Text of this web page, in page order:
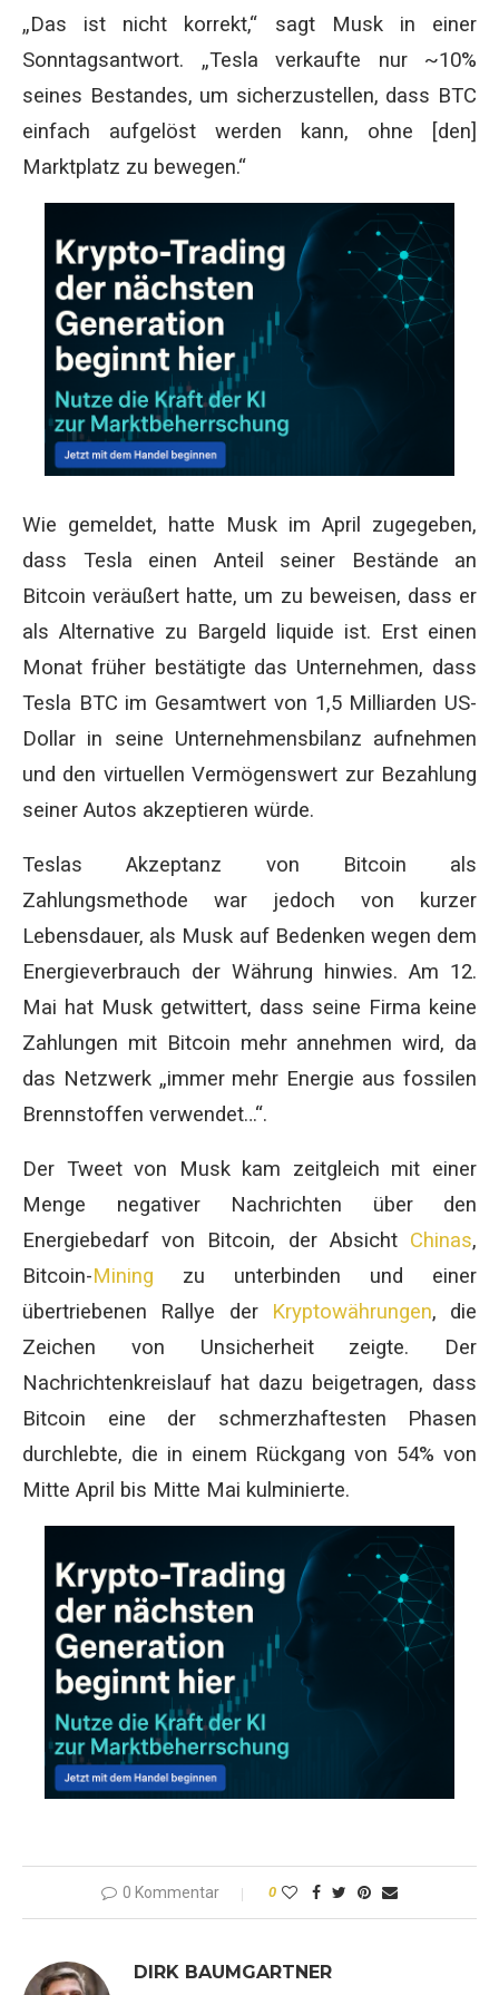
„Das ist nicht korrekt,“ sagt Musk in einer
Sonntagsantwort. „Tesla verkaufte nur ~10%
seines Bestandes, um sicherzustellen, dass BTC
einfach aufgelöst werden kann, ohne [den]
Marktplatz zu bewegen.“
Wie gemeldet, hatte Musk im April zugegeben,
dass Tesla einen Anteil seiner Bestände an
Bitcoin veräußert hatte, um zu beweisen, dass er
als Alternative zu Bargeld liquide ist. Erst einen
Monat früher bestätigte das Unternehmen, dass
Tesla BTC im Gesamtwert von 1,5 Milliarden US-
Dollar in seine Unternehmensbilanz aufnehmen
und den virtuellen Vermögenswert zur Bezahlung
seiner Autos akzeptieren würde.
Teslas Akzeptanz von Bitcoin als
Zahlungsmethode war jedoch von kurzer
Lebensdauer, als Musk auf Bedenken wegen dem
Energieverbrauch der Währung hinwies. Am 12.
Mai hat Musk getwittert, dass seine Firma keine
Zahlungen mit Bitcoin mehr annehmen wird, da
das Netzwerk „immer mehr Energie aus fossilen
Brennstoffen verwendet…“.
Der Tweet von Musk kam zeitgleich mit einer
Menge negativer Nachrichten über den
Energiebedarf von Bitcoin, der Absicht Chinas,
Bitcoin-Mining zu unterbinden und einer
übertriebenen Rallye der
Kryptowährungen, die
Zeichen von Unsicherheit zeigte. Der
Nachrichtenkreislauf hat dazu beigetragen, dass
Bitcoin eine der schmerzhaftesten Phasen
durchlebte, die in einem Rückgang von 54% von
Mitte April bis Mitte Mai kulminierte.
0 Kommentar 0
DIRK BAUMGARTNER